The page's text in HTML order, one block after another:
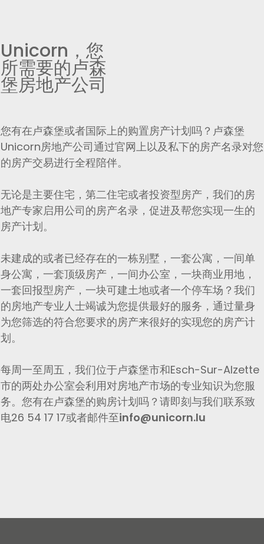
Unicorn，您
所需要的卢森
堡房地产公司
您有在卢森堡或者国际上的购置房产计划吗？卢森堡
Unicorn房地产公司通过官网上以及私下的房产名录对您
的房产交易进行全程陪伴。
无论是主要住宅，第二住宅或者投资型房产，我们的房
地产专家启用公司的房产名录，促进及帮您实现一生的
房产计划。
未建成的或者已经存在的一栋别墅，一套公寓，一间单
身公寓，一套顶级房产，一间办公室，一块商业用地，
一套回报型房产，一块可建土地或者一个停车场？我们
的房地产专业人士竭诚为您提供最好的服务，通过量身
为您筛选的符合您要求的房产来很好的实现您的房产计
划。
每周一至周五，我们位于卢森堡市和Esch-Sur-Alzette
市的两处办公室会利用对房地产市场的专业知识为您服
务。您有在卢森堡的购房计划吗？请即刻与我们联系致
电26 54 17 17或者邮件至info@unicorn.lu